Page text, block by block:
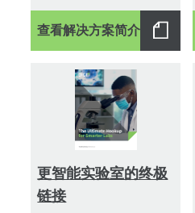
查看解决方案简介
更智能实验室的终极
链接